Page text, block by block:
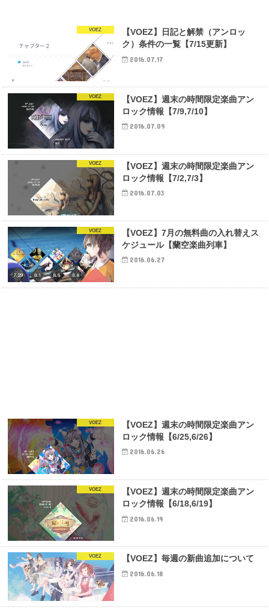
VOEZ
【VOEZ】日記と解禁（アンロッ
ク）条件の一覧【7/15更新】
2016.07.17
VOEZ
【VOEZ】週末の時間限定楽曲アン
ロック情報【7/9,7/10】
2016.07.09
VOEZ
【VOEZ】週末の時間限定楽曲アン
ロック情報【7/2,7/3】
2016.07.03
VOEZ
【VOEZ】7月の無料曲の入れ替えス
ケジュール【蘭空楽曲列車】
2016.06.27
VOEZ
【VOEZ】週末の時間限定楽曲アン
ロック情報【6/25,6/26】
2016.06.26
VOEZ
【VOEZ】週末の時間限定楽曲アン
ロック情報【6/18,6/19】
2016.06.19
VOEZ 【VOEZ】毎週の新曲追加について
2016.06.18